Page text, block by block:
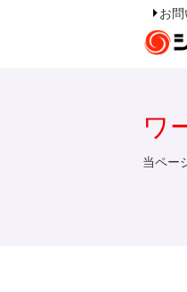
お
ワ
当ペー